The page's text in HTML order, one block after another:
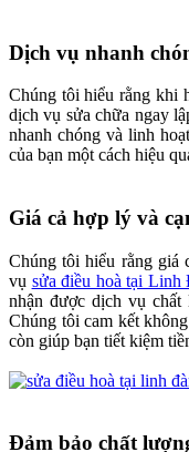
Dịch vụ nhanh
Chúng tôi hiểu rằng khi
dịch vụ sửa chữa ngay
nhanh chóng và linh
của bạn một cách hiệu
Giá cả hợp lý và
Chúng tôi hiểu rằng giá
vụ sửa điều hoà tại Linh
nhận được dịch vụ
Chúng tôi cam kết
còn giúp bạn tiết kiệm
Đảm bảo chất